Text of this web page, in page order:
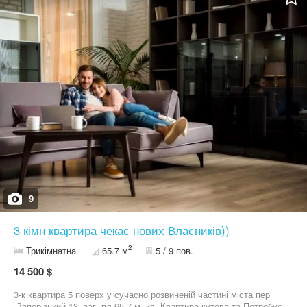
9
3 кімн квартира чекає нових Власників))
Трикімнатна 65.7 м2 5 / 9 пов.
14 500 $
3-к квартира 5 поверх у сучасно розвиненій частині міста пер